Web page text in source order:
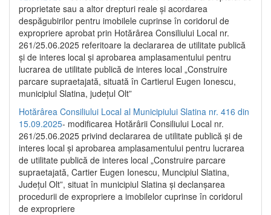
proprietate sau a altor drepturi reale și acordarea
despăgubirilor pentru imobilele cuprinse în coridorul de
expropriere aprobat prin Hotărârea Consiliului Local nr.
261/25.06.2025 referitoare la declararea de utilitate publică
și de interes local și aprobarea amplasamentului pentru
lucrarea de utilitate publică de interes local „Construire
parcare supraetajată, situată în Cartierul Eugen Ionescu,
municipiul Slatina, județul Olt”
Hotărârea Consiliului Local al Municipiului Slatina nr. 416 din
15.09.2025- modificarea Hotărârii Consiliului Local nr.
261/25.06.2025 privind declararea de utilitate publică și de
interes local și aprobarea amplasamentului pentru lucrarea
de utilitate publică de interes local „Construire parcare
supraetajată, Cartier Eugen Ionescu, Muncipiul Slatina,
Județul Olt”, situat în municipiul Slatina și declanșarea
procedurii de expropriere a imobilelor cuprinse în coridorul
de expropriere